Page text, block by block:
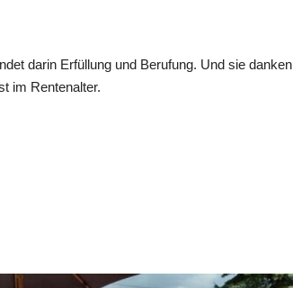
darin Erfüllung und Berufung. Und sie danken
im Rentenalter.